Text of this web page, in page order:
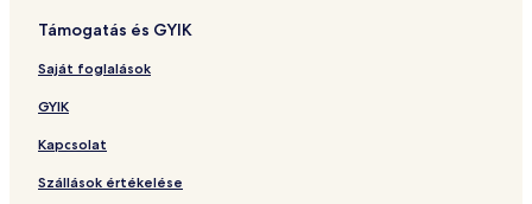
Támogatás és GYIK
Saját foglalások
GYIK
Kapcsolat
Szállások értékelése